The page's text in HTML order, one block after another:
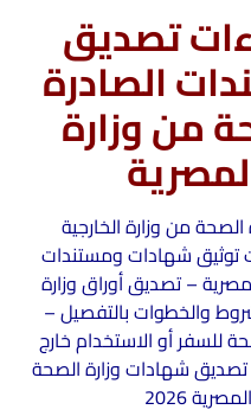
تصديق
الصادرة
من وزارة
من وزارة الخارجية
توثيق شهادات ومستندات
– تصديق أوراق وزارة
والخطوات بالتفصيل –
للسفر أو الاستخدام خارج
تصديق شهادات وزارة الصحة
2026